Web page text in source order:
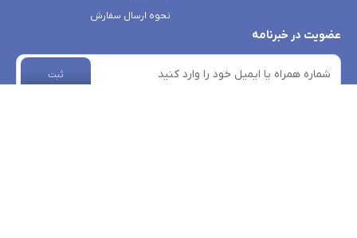
نحوه ارسال سفارش
عضویت در خبرنامه
ثبت